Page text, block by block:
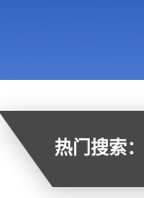
热门搜索：